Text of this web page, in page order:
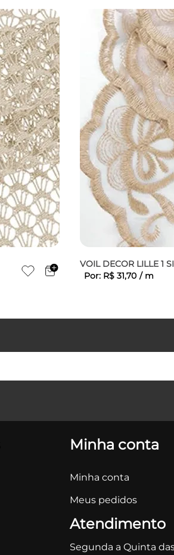
VOIL DECOR LILLE 1
Por: R$ 31,70 / m
Minha conta
Minha conta
Meus pedidos
Atendimento
Segunda a Quinta